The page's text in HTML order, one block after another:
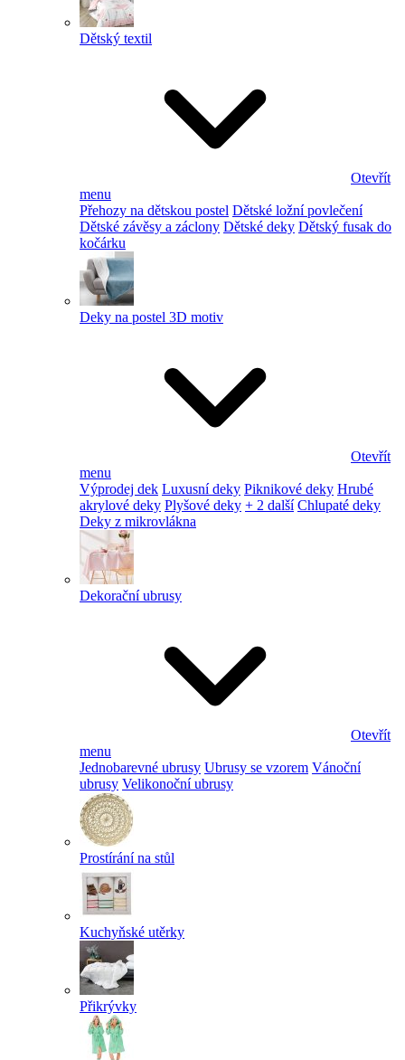
Dětský textil
Otevřít
menu
Přehozy na dětskou postel Dětské ložní povlečení
Dětské závěsy a záclony Dětské deky Dětský fusak do
kočárku
Deky na postel 3D motiv
Otevřít
menu
Výprodej dek Luxusní deky Piknikové deky Hrubé
akrylové deky Plyšové deky + 2 další Chlupaté deky
Deky z mikrovlákna
Dekorační ubrusy
Otevřít
menu
Jednobarevné ubrusy Ubrusy se vzorem Vánoční
ubrusy Velikonoční ubrusy
Prostírání na stůl
Kuchyňské utěrky
Přikrývky